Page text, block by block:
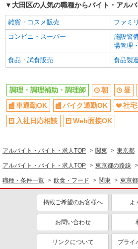
女性活躍中
主婦・
フリーター歓迎
学歴不問
ブランクOK
ミドル
エルダー（50代～）活躍中
シニア
ボーナス・賞与あり
昇給あ
時間固定シフト制
時間や
禁煙・分煙
交通費
社会保険あり
家賃補
まかない・食事補助
産休・
各種手
ティブ
社割・特典あり
制服貸与
研修制度あり
社員登
同じ職種から求人を探す
飲食・フード
調理・調理補助・調理師
同じ特徴から求人を探す
大田区の人気の職種からバイト・アル
雑貨・コスメ販売
ファミ
コンビニ・スーパー
施設警
場管理
食品・試食販売
食品製
調理・調理補助・調理師 朝 昼
車通勤OK
バイク通勤OK
社宅
入社日応相談
Web面接OK
アルバイト・バイト・求人TOP 関東 東京都
アルバイト・バイト・求人TOP 東京都の路線
職種・条件一覧 飲食・フード 関東 東京都
掲載ご希望のお客様へ よ
お問い合わせ
リンクについて プライ